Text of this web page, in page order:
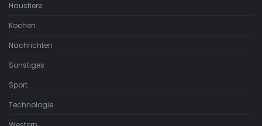
Haustiere
Kochen
Nachrichten
Sonstiges
Sport
Technologie